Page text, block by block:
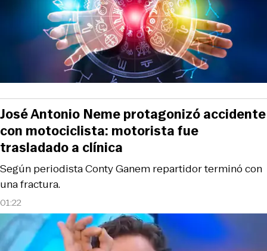
01:22
Según periodista Conty Ganem repartidor terminó con
una fractura.
José Antonio Neme protagonizó accidente
con motociclista: motorista fue
trasladado a clínica